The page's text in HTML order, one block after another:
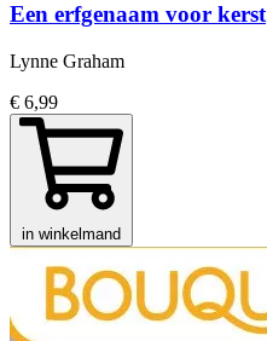
Een erfgenaam voor kerst
Lynne Graham
€ 6,99
in winkelmand